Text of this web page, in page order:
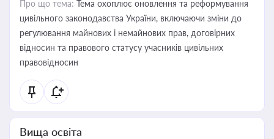
Про що тема: Тема охоплює оновлення та реформування
цивільного законодавства України, включаючи зміни до
регулювання майнових і немайнових прав, договірних
відносин та правового статусу учасників цивільних
правовідносин
Вища освіта